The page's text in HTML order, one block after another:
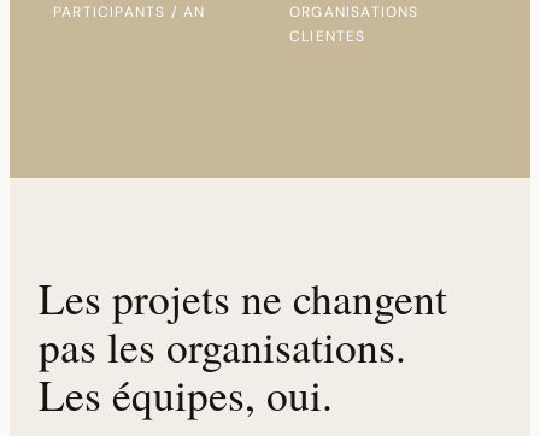
PARTICIPANTS / AN
ORGANISATIONS
CLIENTES
Les projets ne changent
pas les organisations.
Les équipes, oui.